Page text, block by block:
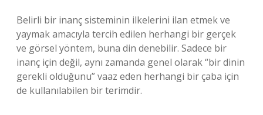
Belirli bir inanç sisteminin ilkelerini ilan etmek ve
yaymak amacıyla tercih edilen herhangi bir gerçek
ve görsel yöntem, buna din denebilir. Sadece bir
inanç için değil, aynı zamanda genel olarak “bir dinin
gerekli olduğunu” vaaz eden herhangi bir çaba için
de kullanılabilen bir terimdir.